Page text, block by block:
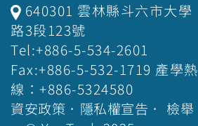
640301 雲林縣斗六市大學
路3段123號
Tel:+886-5-534-2601
Fax:+886-5-532-1719 產學熱
線：+886-5324580
資安政策 ． 隱私權宣告 ． 檢舉